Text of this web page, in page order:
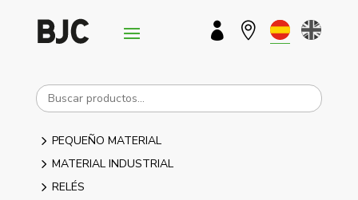
 
5 PEQUEÑO MATERIAL
5 MATERIAL INDUSTRIAL
5 RELÉS